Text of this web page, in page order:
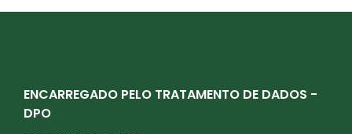
ENCARREGADO PELO TRATAMENTO DE DADOS -
DPO